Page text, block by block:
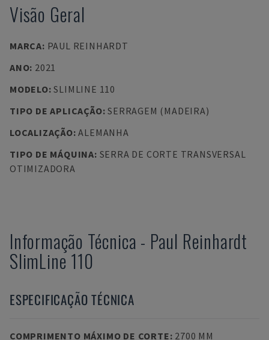
Visão Geral
MARCA: PAUL REINHARDT
ANO: 2021
MODELO:SLIMLINE 110
TIPO DE APLICAÇÃO:SERRAGEM (MADEIRA)
LOCALIZAÇÃO:ALEMANHA
TIPO DE MÁQUINA: SERRA DE CORTE TRANSVERSAL
OTIMIZADORA
Informação Técnica - Paul Reinhardt
SlimLine 110
ESPECIFICAÇÃO TÉCNICA
COMPRIMENTO MÁXIMO DE CORTE: 2700 MM